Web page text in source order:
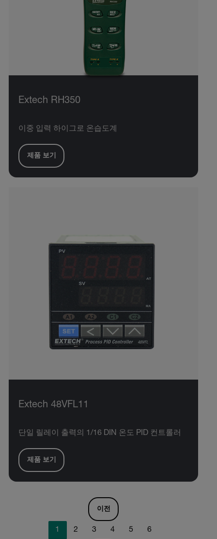
Extech RH350
이중 입력 하이그로 온습도계
제품 보기
Extech 48VFL11
단일 릴레이 출력의 1/16 DIN 온도 PID 컨트롤러
제품 보기
이전
1 2 3 4 5 6